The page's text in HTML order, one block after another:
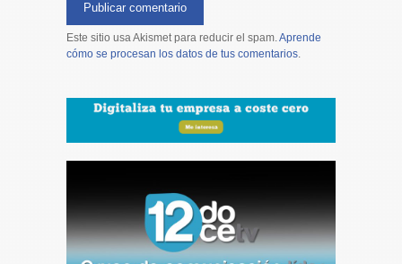
Este sitio usa Akismet para reducir el spam.Aprende
cómo se procesan los datos de tus comentarios.